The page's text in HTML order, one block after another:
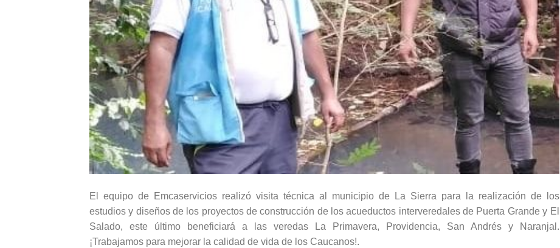
El equipo de Emcaservicios realizó visita técnica al municipio de La Sierra para la realización de los
estudios y diseños de los proyectos de construcción de los acueductos interveredales de Puerta Grande y El
Salado, este último beneficiará a las veredas La Primavera, Providencia, San Andrés y Naranjal.
¡Trabajamos para mejorar la calidad de vida de los Caucanos!.